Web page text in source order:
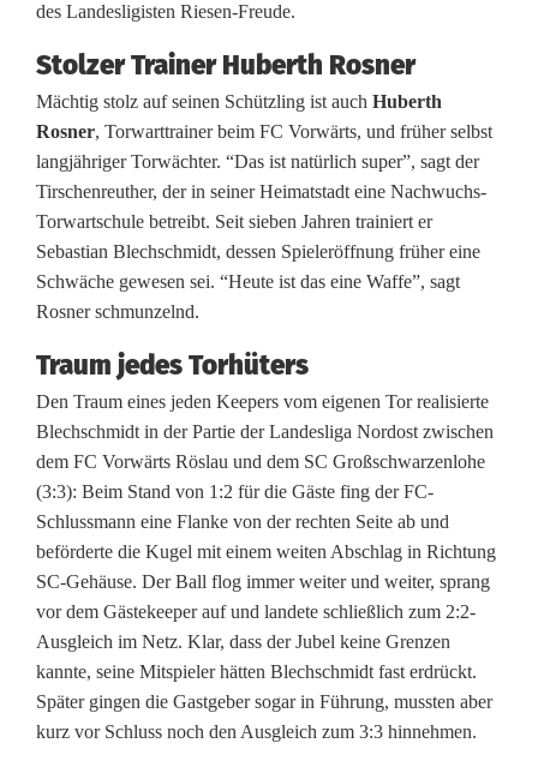
o
r
s
c
h
ü
t
e
d
e
s
M
o
n
a
des Landesligisten Riesen-Freude.
Stolzer Trainer Huberth Rosner
Mächtig stolz auf seinen Schützling ist auch Huberth
Rosner, Torwarttrainer beim FC Vorwärts, und früher selbst
langjähriger Torwächter. “Das ist natürlich super”, sagt der
Tirschenreuther, der in seiner Heimatstadt eine Nachwuchs-
Torwartschule betreibt. Seit sieben Jahren trainiert er
Sebastian Blechschmidt, dessen Spieleröffnung früher eine
Schwäche gewesen sei. “Heute ist das eine Waffe”, sagt
Rosner schmunzelnd.
Traum jedes Torhüters
Den Traum eines jeden Keepers vom eigenen Tor realisierte
Blechschmidt in der Partie der Landesliga Nordost zwischen
dem FC Vorwärts Röslau und dem SC Großschwarzenlohe
(3:3): Beim Stand von 1:2 für die Gäste fing der FC-
Schlussmann eine Flanke von der rechten Seite ab und
beförderte die Kugel mit einem weiten Abschlag in Richtung
SC-Gehäuse. Der Ball flog immer weiter und weiter, sprang
vor dem Gästekeeper auf und landete schließlich zum 2:2-
Ausgleich im Netz. Klar, dass der Jubel keine Grenzen
kannte, seine Mitspieler hätten Blechschmidt fast erdrückt.
Später gingen die Gastgeber sogar in Führung, mussten aber
kurz vor Schluss noch den Ausgleich zum 3:3 hinnehmen.